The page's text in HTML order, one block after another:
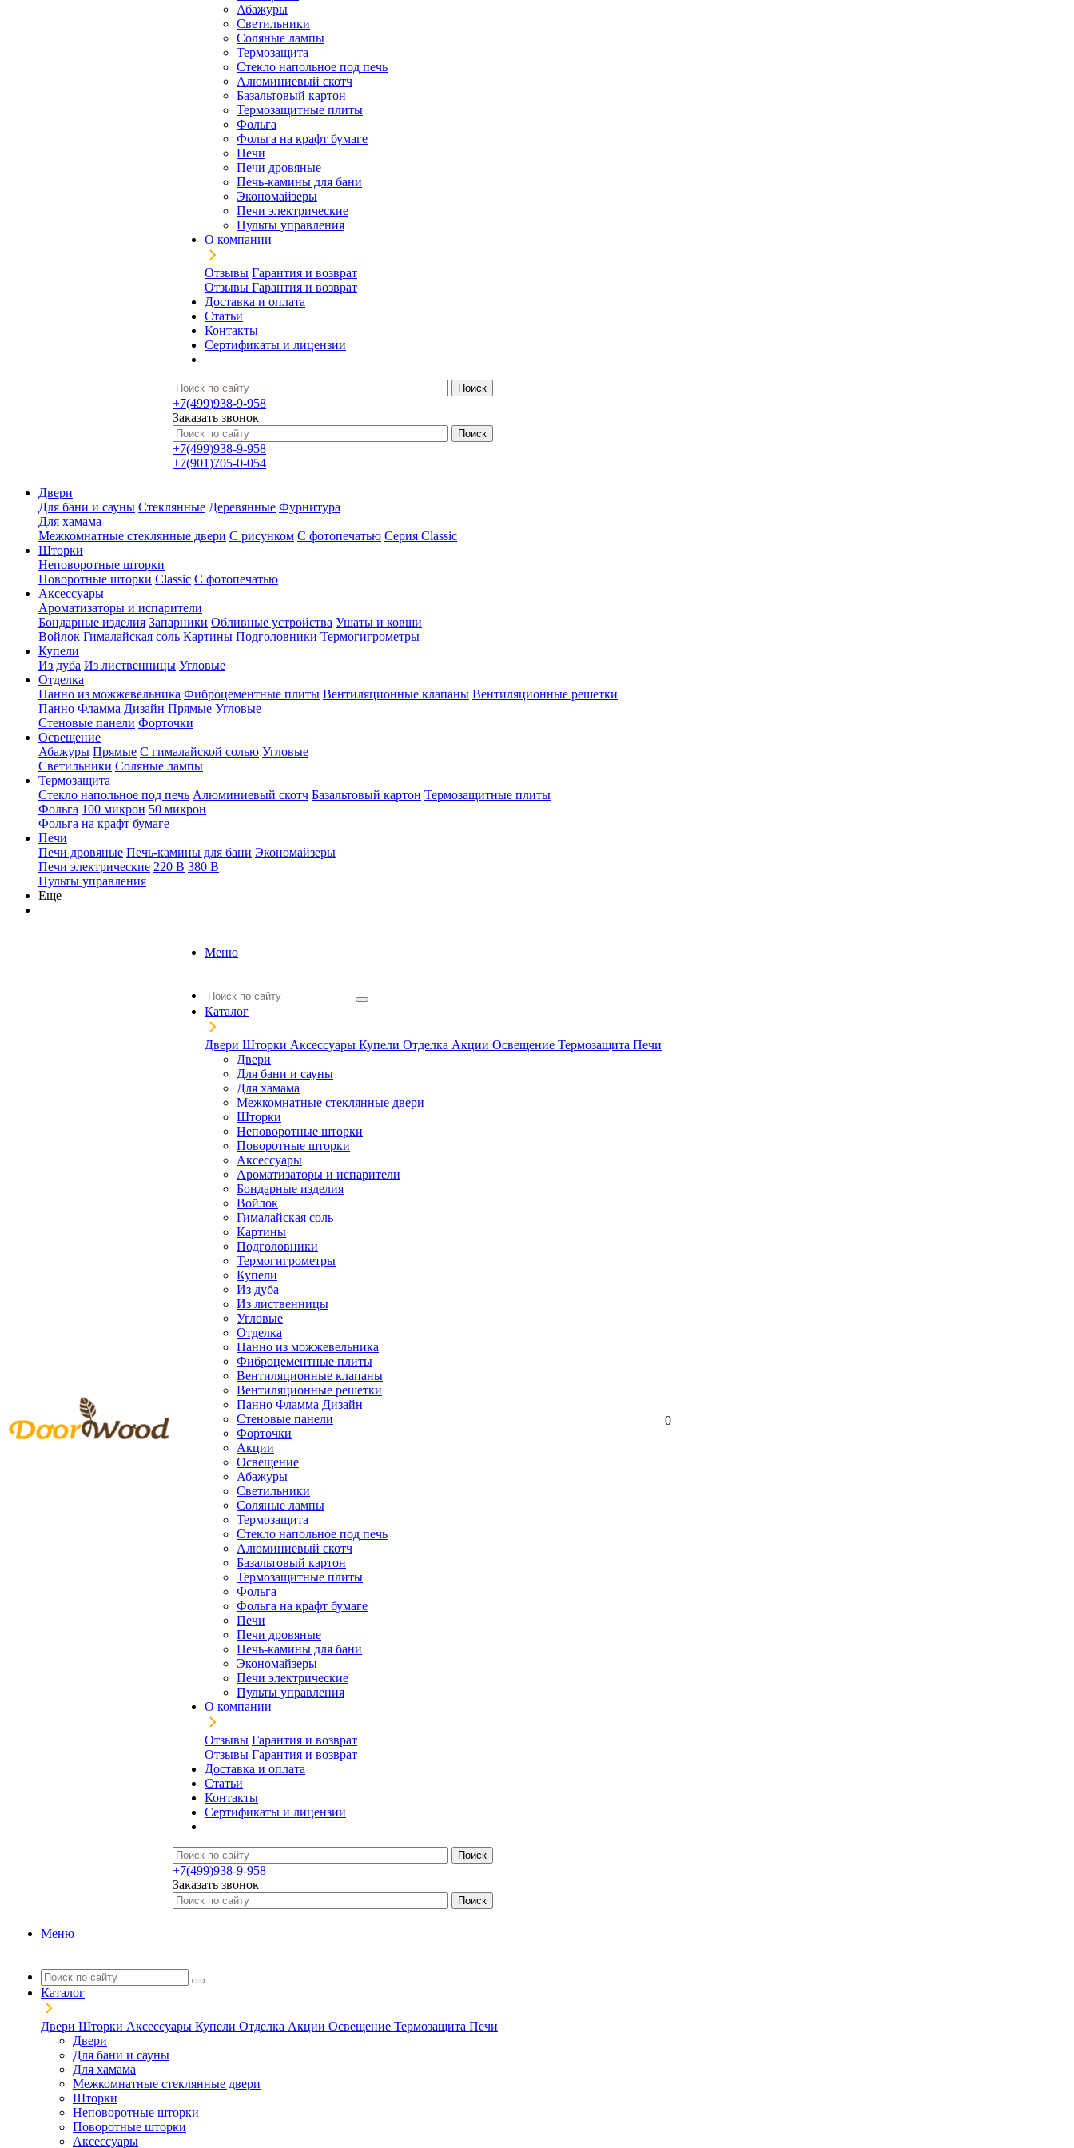
Абажуры
Светильники
Соляные лампы
Термозащита
Стекло напольное под печь
Алюминиевый скотч
Базальтовый картон
Термозащитные плиты
Фольга
Фольга на крафт бумаге
Печи
Печи дровяные
Печь-камины для бани
Экономайзеры
Печи электрические
Пульты управления
О компании
Отзывы Гарантия и возврат
Отзывы Гарантия и возврат
Доставка и оплата
Статьи
Контакты
Сертификаты и лицензии
+7(499)938-9-958
Заказать звонок
+7(499)938-9-958
+7(901)705-0-054
Двери
Для бани и сауны Стеклянные Деревянные Фурнитура
Для хамама
Межкомнатные стеклянные двери С рисунком С фотопечатью Серия Classic
Шторки
Неповоротные шторки
Поворотные шторки Classic С фотопечатью
Аксессуары
Ароматизаторы и испарители
Бондарные изделия Запарники Обливные устройства Ушаты и ковши
Войлок Гималайская соль Картины Подголовники Термогигрометры
Купели
Из дуба Из лиственницы Угловые
Отделка
Панно из можжевельника Фиброцементные плиты Вентиляционные клапаны Вентиляционные решетки
Панно Фламма Дизайн Прямые Угловые
Стеновые панели Форточки
Освещение
Абажуры Прямые С гималайской солью Угловые
Светильники Соляные лампы
Термозащита
Стекло напольное под печь Алюминиевый скотч Базальтовый картон Термозащитные плиты
Фольга 100 микрон 50 микрон
Фольга на крафт бумаге
Печи
Печи дровяные Печь-камины для бани Экономайзеры
Печи электрические 220 В 380 В
Пульты управления
Еще
Меню
Каталог
Двери Шторки Аксессуары Купели Отделка Акции Освещение Термозащита Печи
Двери
Для бани и сауны
Для хамама
Межкомнатные стеклянные двери
Шторки
Неповоротные шторки
Поворотные шторки
Аксессуары
Ароматизаторы и испарители
Бондарные изделия
Войлок
Гималайская соль
Картины
Подголовники
Термогигрометры
Купели
Из дуба
Из лиственницы
Угловые
Отделка
Панно из можжевельника
Фиброцементные плиты
Вентиляционные клапаны
Вентиляционные решетки
Панно Фламма Дизайн
Стеновые панели
Форточки
Акции
Освещение
Абажуры
Светильники
Соляные лампы
Термозащита
Стекло напольное под печь
Алюминиевый скотч
Базальтовый картон
Термозащитные плиты
Фольга
Фольга на крафт бумаге
Печи
Печи дровяные
Печь-камины для бани
Экономайзеры
Печи электрические
Пульты управления
О компании
Отзывы Гарантия и возврат
Отзывы Гарантия и возврат
Доставка и оплата
Статьи
Контакты
Сертификаты и лицензии
+7(499)938-9-958
Заказать звонок
0
Меню
Каталог
Двери Шторки Аксессуары Купели Отделка Акции Освещение Термозащита Печи
Двери
Для бани и сауны
Для хамама
Межкомнатные стеклянные двери
Шторки
Неповоротные шторки
Поворотные шторки
Аксессуары